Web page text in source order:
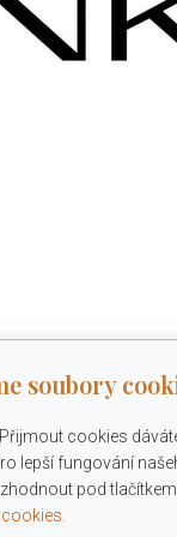
soubory
cookies
lepší fungování
pod